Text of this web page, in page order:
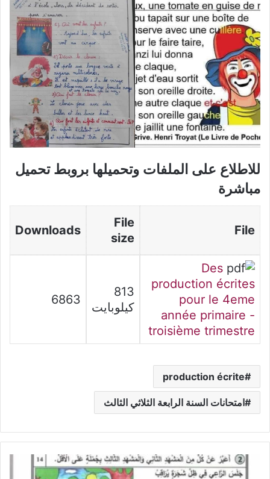
للاطلاع على الملفات وتحميلها بروبط تحميل
مباشرة
File
File
size
Downloads
Des
production écrites
pour le 4eme
année primaire -
troisième trimestre
813
كيلوبايت
6863
production écrite
امتحانات السنة الرابعة الثلاثي الثالث
موازي: